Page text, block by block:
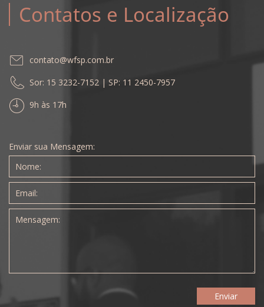
Contatos e Localização
contato@wfsp.com.br
Sor: 15 3232-7152 | SP: 11 2450-7957
9h às 17h
Enviar sua Mensagem: